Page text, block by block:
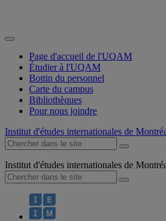
Page d'accueil de l'UQAM
Étudier à l'UQAM
Bottin du personnel
Carte du campus
Bibliothèques
Pour nous joindre
Institut d'études internationales de
Institut d'études internationales de